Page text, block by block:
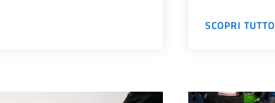
SCOPRI TUTTO